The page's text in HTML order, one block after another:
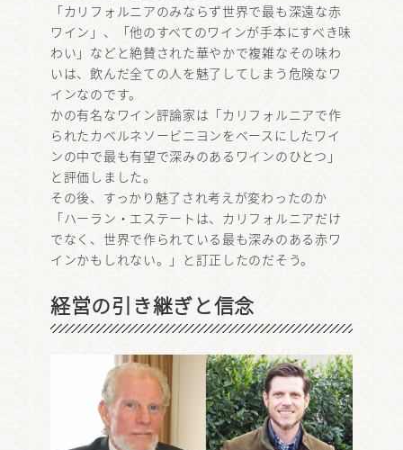
「カリフォルニアのみならず世界で最も深遠な赤
ワイン」、「他のすべてのワインが手本にすべき味
わい」などと絶賛された華やかで複雑なその味わ
いは、飲んだ全ての人を魅了してしまう危険なワ
インなのです。
かの有名なワイン評論家は「カリフォルニアで作
られたカベルネソービニヨンをベースにしたワイ
ンの中で最も有望で深みのあるワインのひとつ」
と評価しました。
その後、すっかり魅了され考えが変わったのか
「ハーラン・エステートは、カリフォルニアだけ
でなく、世界で作られている最も深みのある赤ワ
インかもしれない。」と訂正したのだそう。
経営の引き継ぎと信念